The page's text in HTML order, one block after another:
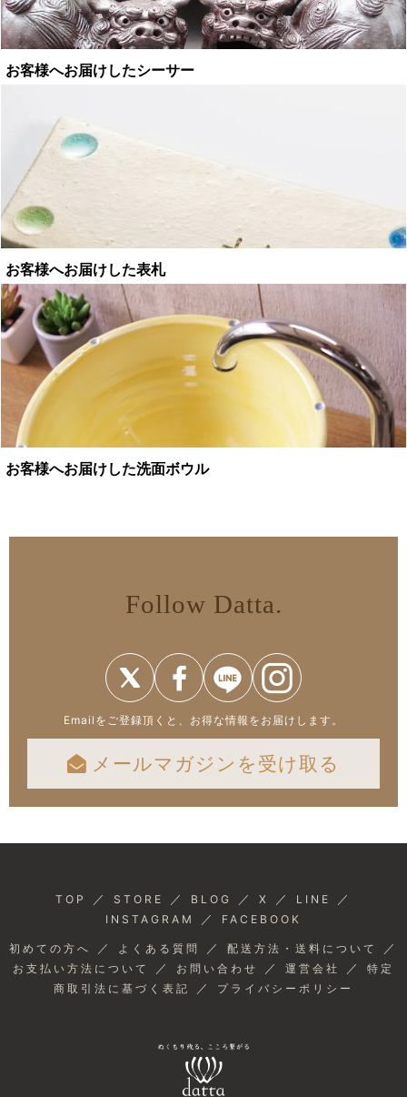
お客様へお届けしたシーサー
お客様へお届けした表札
お客様へお届けした洗面ボウル
Follow Datta.
Emailをご登録頂くと、お得な情報をお届けします。
メールマガジンを受け取る
TOP ／ STORE ／ BLOG ／ X ／ LINE ／
INSTAGRAM ／ FACEBOOK
初めての方へ ／ よくある質問 ／ 配送方法・送料について ／
お支払い方法について ／ お問い合わせ ／ 運営会社 ／ 特定
商取引法に基づく表記
／ プライバシーポリシー